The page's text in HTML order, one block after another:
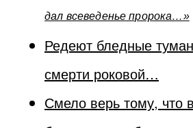
дал всеведенье пророка…»
Редеют бледные
смерти роковой…
Смело верь тому, что